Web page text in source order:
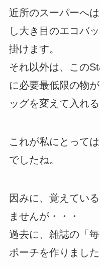
近所のスーパーへ
し大き目のエコバ
掛けます。
それ以外は、この
に必要最低限の物
ッグを変えて入れる
これが私にとって
でしたね。
因みに、覚えてい
ませんが・・・
過去に、雑誌の「
ポーチを作りました